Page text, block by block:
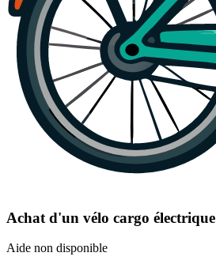
Achat d'un vélo cargo électrique
Aide non disponible